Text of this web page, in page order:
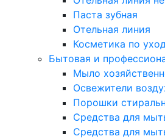
Паста зубная
Отельная линия
Косметика по
Бытовая и
Мыло
Освежители
Порошки
Средства для
Средства для